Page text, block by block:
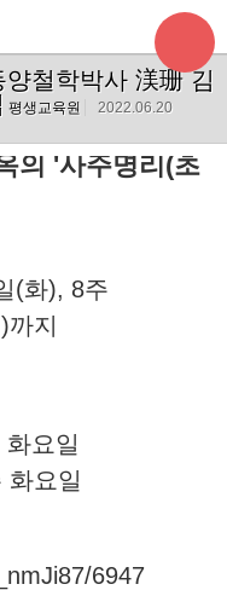
철학박사 渼珊 김
평생교육원
2022.06.20
의 '사주명리(초
(화), 8주
지
화요일
화요일
6947